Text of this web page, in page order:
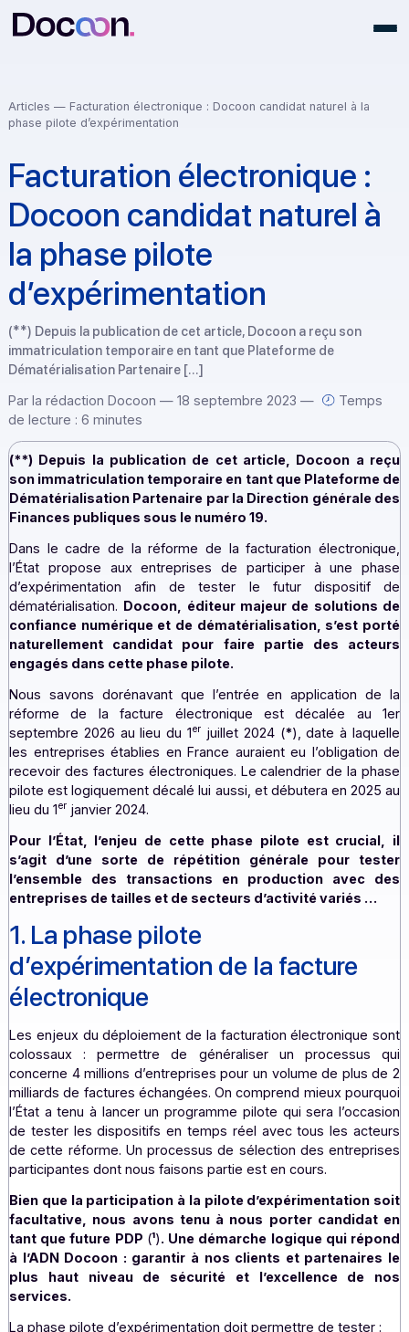
Articles— Facturation électronique : Docoon candidat naturel à
Facturation électronique
Docoon candidat naturel
la phase pilote
d’expérimentation
(**) Depuis la publication de cet article, Docoon a reçu son
Dématérialisation Partenaire […]
Par la rédaction Docoon — 18 septembre 2023 —
de lecture : 6 minutes
(**) Depuis la publication de cet article, Docoon a
Dématérialisation Partenaire par la Direction
Finances publiques sous le numéro 19.
Dans le cadre de la réforme de la facturation
l’État propose aux entreprises de participer à une
d’expérimentation afin de tester le futur
dématérialisation.Docoon, éditeur majeur de
confiance numérique et de dématérialisation, s’est
naturellement candidat pour faire partie des
engagés dans cette phase pilote.
Nous savons dorénavant que l’entrée en application
réforme de la facture électronique est décalée
septembre 2026 au lieu du 1
les entreprises établies en France auraient eu
recevoir des factures électroniques. Le calendrier de la
pilote est logiquement décalé lui aussi, et débutera en
lieu du 1erjanvier 2024.
Pour l’ État, l’enjeu de cette phase pilote est
s’agit d’une sorte de répétition générale pour
l’ensemble des transactions en production
entreprises de tailles et de secteurs d’activité variés
1. La phase pilote
d’expérimentation de la facture
électronique
Les enjeux du déploiement de la facturation
colossaux : permettre de généraliser un
concerne 4 millions d’entreprises pour un volume de
milliards de factures échangées. On comprend mieux
l’État a tenu à lancer un programme pilote qui sera
de tester les dispositifs en temps réel avec tous les
de cette réforme. Un processus de sélection des
participantes dont nous faisons partie est en cours.